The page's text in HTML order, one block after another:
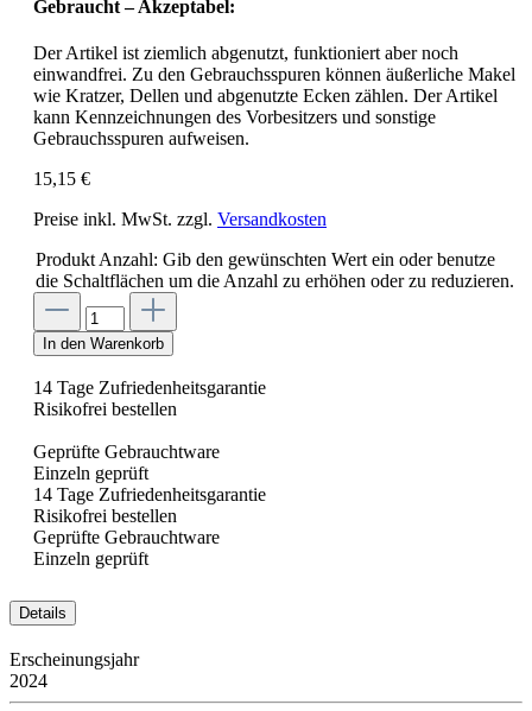
Gebraucht – Akzeptabel:
Der Artikel ist ziemlich abgenutzt, funktioniert aber noch
einwandfrei. Zu den Gebrauchsspuren können äußerliche Makel
wie Kratzer, Dellen und abgenutzte Ecken zählen. Der Artikel
kann Kennzeichnungen des Vorbesitzers und sonstige
Gebrauchsspuren aufweisen.
15,15 €
Preise inkl. MwSt. zzgl. Versandkosten
Produkt Anzahl: Gib den gewünschten Wert ein oder benutze
die Schaltflächen um die Anzahl zu erhöhen oder zu reduzieren.
In den Warenkorb
14 Tage Zufriedenheitsgarantie
Risikofrei bestellen
Geprüfte Gebrauchtware
Einzeln geprüft
14 Tage Zufriedenheitsgarantie
Risikofrei bestellen
Geprüfte Gebrauchtware
Einzeln geprüft
Details
Erscheinungsjahr
2024